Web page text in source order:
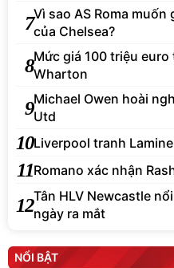
7Vì sao AS Roma
của Chelsea?
8Mức giá 100 triệu
Wharton
9Michael Owen hoài
Utd
10Liverpool tranh
11Romano xác nhận
12Tân HLV Newcastle
ngày ra mắt
NỔI BẬT